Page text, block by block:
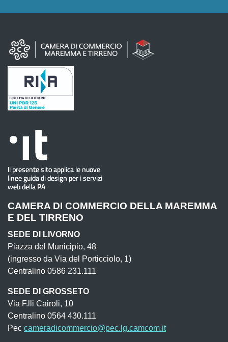
CAMERA DI COMMERCIO DELLA MAREMMA
E DEL TIRRENO
SEDE DI LIVORNO
Piazza del Municipio, 48
(ingresso da Via del Porticciolo, 1)
Centralino 0586 231.111
SEDE DI GROSSETO
Via F.lli Cairoli, 10
Centralino 0564 430.111
Pec cameradicommercio@pec.lg.camcom.it